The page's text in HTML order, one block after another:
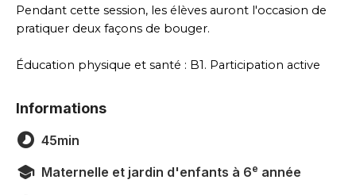
Pendant cette session, les élèves auront l'occasion de
pratiquer deux façons de bouger.
Éducation physique et santé : B1. Participation active
Informations
45min
Maternelle et jardin d'enfants à 6e année